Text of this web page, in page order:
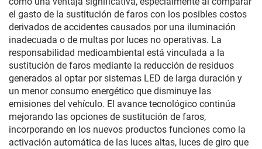
el gasto de la sustitución de faros con los posibles costos
derivados de accidentes causados por una iluminación
inadecuada o de multas por luces no operativas. La
responsabilidad medioambiental está vinculada a la
sustitución de faros mediante la reducción de residuos
generados al optar por sistemas LED de larga duración y
un menor consumo energético que disminuye las
emisiones del vehículo. El avance tecnológico continúa
mejorando las opciones de sustitución de faros,
incorporando en los nuevos productos funciones como la
activación automática de las luces altas, luces de giro que